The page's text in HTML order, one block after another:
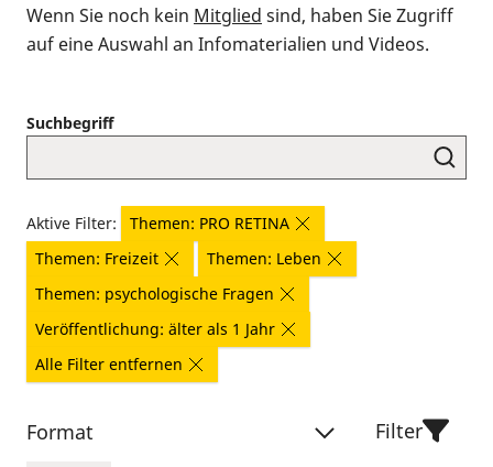
Wenn Sie noch kein Mitglied sind, haben Sie Zugriff
auf eine Auswahl an Infomaterialien und Videos.
Suchbegriff
Aktive Filter:
Themen: PRO RETINA
Themen: Freizeit
Themen: Leben
Themen: psychologische Fragen
Veröffentlichung: älter als 1 Jahr
Alle Filter entfernen
Format Filter